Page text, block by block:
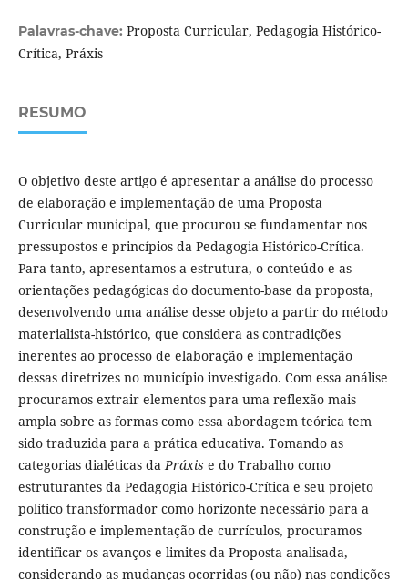
Palavras-chave: Proposta Curricular, Pedagogia Histórico-
Crítica, Práxis
RESUMO
O objetivo deste artigo é apresentar a análise do processo
de elaboração e implementação de uma Proposta
Curricular municipal, que procurou se fundamentar nos
pressupostos e princípios da Pedagogia Histórico-Crítica.
Para tanto, apresentamos a estrutura, o conteúdo e as
orientações pedagógicas do documento-base da proposta,
desenvolvendo uma análise desse objeto a partir do método
materialista-histórico, que considera as contradições
inerentes ao processo de elaboração e implementação
dessas diretrizes no município investigado. Com essa análise
procuramos extrair elementos para uma reflexão mais
ampla sobre as formas como essa abordagem teórica tem
sido traduzida para a prática educativa. Tomando as
categorias dialéticas da Práxis e do Trabalho como
estruturantes da Pedagogia Histórico-Crítica e seu projeto
político transformador como horizonte necessário para a
construção e implementação de currículos, procuramos
identificar os avanços e limites da Proposta analisada,
considerando as mudanças ocorridas (ou não) nas condições